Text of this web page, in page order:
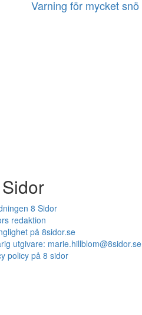
Varning för mycket snö
8 Sidor
redaktion
på 8sidor.se
utgivare: marie.hillblom@8sidor.se
policy på 8 sidor